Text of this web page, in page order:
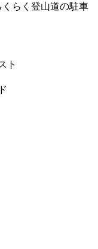
くらく登山道の駐車
ト